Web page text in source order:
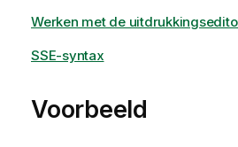
i
Werken met de
SSE-syntax
Voorbeeld